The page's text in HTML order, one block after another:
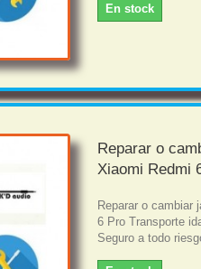
En stock
Reparar o
Xiaomi Redmi
Reparar o cambiar
6 Pro Transporte
Seguro a todo